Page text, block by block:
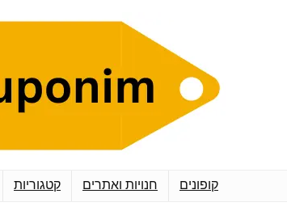
קופונים חנויות ואתרים קטגוריות